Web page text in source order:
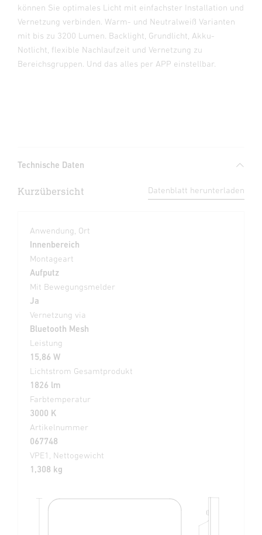
können Sie optimales Licht mit einfachster Installation und
Vernetzung verbinden. Warm- und Neutralweiß Varianten
mit bis zu 3200 Lumen. Backlight, Grundlicht, Akku-
Notlicht, flexible Nachlaufzeit und Vernetzung zu
Bereichsgruppen. Und das alles per APP einstellbar.
Technische Daten
Kurzübersicht Datenblatt herunterladen
Anwendung, Ort
Innenbereich
Montageart
Aufputz
Mit Bewegungsmelder
Ja
Vernetzung via
Bluetooth Mesh
Leistung
15,86 W
Lichtstrom Gesamtprodukt
1826 lm
Farbtemperatur
3000 K
Artikelnummer
067748
VPE1, Nettogewicht
1,308 kg